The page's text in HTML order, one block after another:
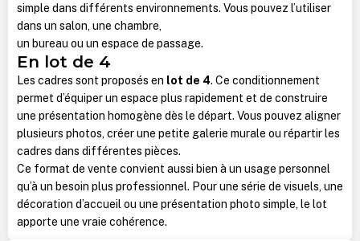
simple dans différents environnements. Vous pouvez l’utiliser
dans un salon, une chambre,
un bureau ou un espace de passage.
En lot de 4
Les cadres sont proposés en lot de 4. Ce conditionnement
permet d’équiper un espace plus rapidement et de construire
une présentation homogène dès le départ. Vous pouvez aligner
plusieurs photos, créer une petite galerie murale ou répartir les
cadres dans différentes pièces.
Ce format de vente convient aussi bien à un usage personnel
qu’à un besoin plus professionnel. Pour une série de visuels, une
décoration d’accueil ou une présentation photo simple, le lot
apporte une vraie cohérence.